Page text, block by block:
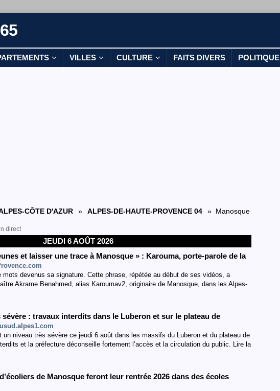
VILLES CULTURE FAITS DIVERS POLITIQUE
CÔTE D'AZUR » ALPES-DE-HAUTE-PROVENCE 04 » Manosque
direct
JEUDI 6 AOÛT 2026
et laisser une trace à Manosque » : Karouma, porte-parole de la
mots devenus sa signature. Cette phrase, répétée au début de ses vidéos, a
Akrame Benahmed, alias Karoumav2, originaire de Manosque, dans les Alpes-
sévère : travaux interdits dans le Luberon et sur le plateau de
niveau très sévère ce jeudi 6 août dans les massifs du Luberon et du plateau de
et la préfecture déconseille fortement l’accès et la circulation du public. Lire la
de Manosque feront leur rentrée 2026 dans des écoles